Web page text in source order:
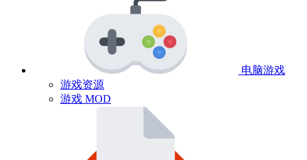
电脑游戏
游戏资源
游戏 MOD